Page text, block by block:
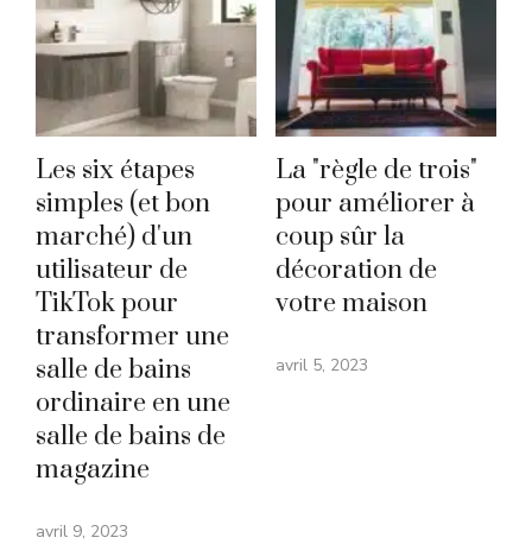
Les six étapes
simples (et bon
marché) d'un
utilisateur de
TikTok pour
transformer une
salle de bains
ordinaire en une
salle de bains de
magazine
avril 9, 2023
La "règle de trois"
pour améliorer à
coup sûr la
décoration de
votre maison
avril 5, 2023